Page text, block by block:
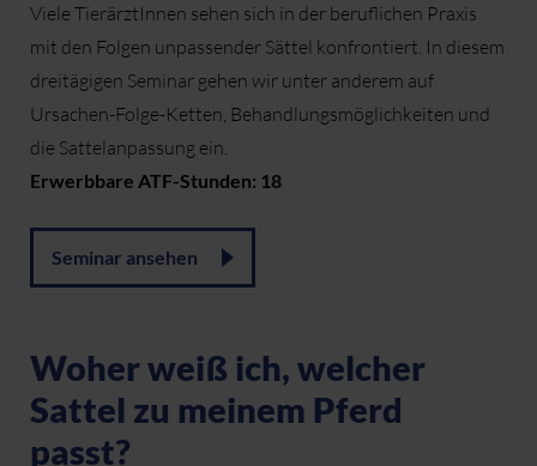
Viele TierärztInnen sehen sich in der beruflichen Praxis
mit den Folgen unpassender Sättel konfrontiert. In diesem
dreitägigen Seminar gehen wir unter anderem auf
Ursachen-Folge-Ketten, Behandlungsmöglichkeiten und
die Sattelanpassung ein.
Erwerbbare ATF-Stunden: 18
Seminar ansehen
Woher weiß ich, welcher
Sattel zu meinem Pferd
passt?